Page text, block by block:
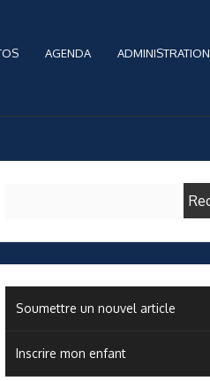
AGENDA ADMINISTRATION
Soumettre un nouvel article
Inscrire mon enfant